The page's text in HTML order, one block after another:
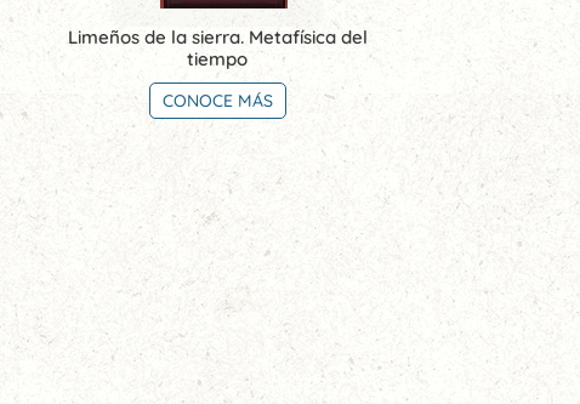
Limeños de la sierra. Metafísica del
tiempo
CONOCE MÁS